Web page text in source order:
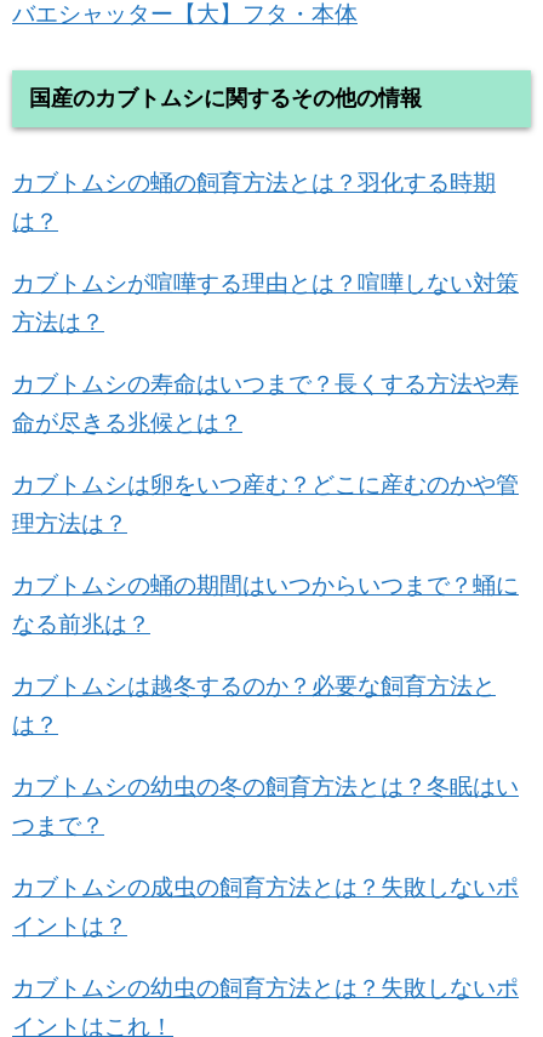
バエシャッター【大】フタ・本体
国産のカブトムシに関するその他の情報
カブトムシの蛹の飼育方法とは？羽化する時期
は？
カブトムシが喧嘩する理由とは？喧嘩しない対策
方法は？
カブトムシの寿命はいつまで？長くする方法や寿
命が尽きる兆候とは？
カブトムシは卵をいつ産む？どこに産むのかや管
理方法は？
カブトムシの蛹の期間はいつからいつまで？蛹に
なる前兆は？
カブトムシは越冬するのか？必要な飼育方法と
は？
カブトムシの幼虫の冬の飼育方法とは？冬眠はい
つまで？
カブトムシの成虫の飼育方法とは？失敗しないポ
イントは？
カブトムシの幼虫の飼育方法とは？失敗しないポ
イントはこれ！